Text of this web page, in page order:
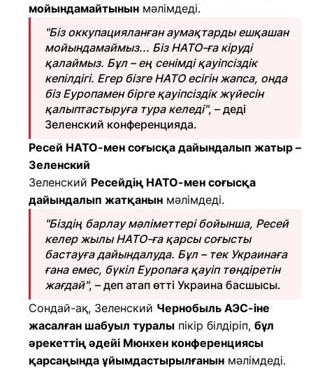
мойындамайтынын мәлімдеді.
"Біз оккупацияланған аумақтарды ешқашан
мойындамаймыз... Біз НАТО-ға кіруді
қалаймыз. Бұл – ең сенімді қауіпсіздік
кепілдігі. Егер бізге НАТО есігін жапса, онда
біз Еуропамен бірге қауіпсіздік жүйесін
қалыптастыруға тура келеді", – деді
Зеленский конференцияда.
Ресей НАТО-мен соғысқа дайындалып жатыр –
Зеленский
Зеленский Ресейдің НАТО-мен соғысқа
дайындалып жатқанын мәлімдеді.
"Біздің барлау мәліметтері бойынша, Ресей
келер жылы НАТО-ға қарсы соғысты
бастауға дайындалуда. Бұл – тек Украинаға
ғана емес, бүкіл Еуропаға қауіп төндіретін
жағдай", – деп атап өтті Украина басшысы.
Сондай-ақ, Зеленский Чернобыль АЭС-іне
жасалған шабуыл туралы пікір білдіріп, бұл
әрекеттің әдейі Мюнхен конференциясы
қарсаңында ұйымдастырылғанын мәлімдеді.